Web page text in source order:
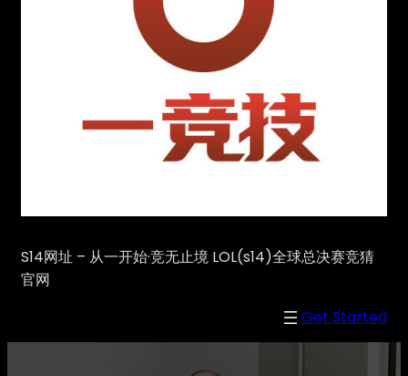
S14网址 – 从一开始·竞无止境 LOL(s14)全球总决赛竞猜
官网
Get Started